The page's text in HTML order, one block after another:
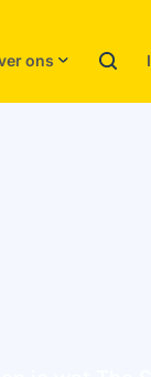
ons